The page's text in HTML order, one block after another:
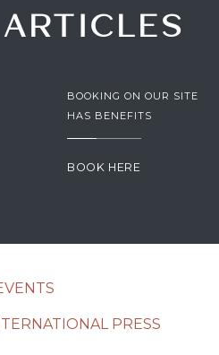
BOOKING ON OUR SITE
HAS BENEFITS
BOOK HERE
PRESS